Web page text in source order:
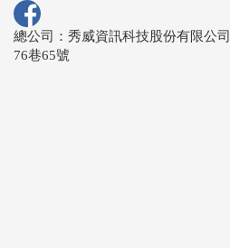
總公司：秀威資訊科技股份有限公
76巷65號